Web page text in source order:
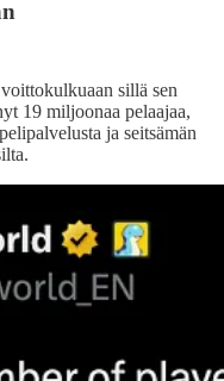
sillä sen
19 miljoonaa pelaajaa,
ja seitsämän